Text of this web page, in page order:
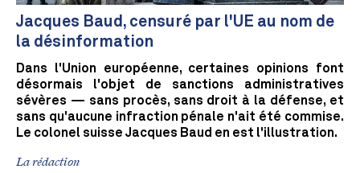
Jacques Baud, censuré par l'UE au nom de
la désinformation
Dans l'Union européenne, certaines opinions font
désormais l'objet de sanctions administratives
sévères — sans procès, sans droit à la défense, et
sans qu'aucune infraction pénale n'ait été commise.
Le colonel suisse Jacques Baud en est l'illustration.
La rédaction